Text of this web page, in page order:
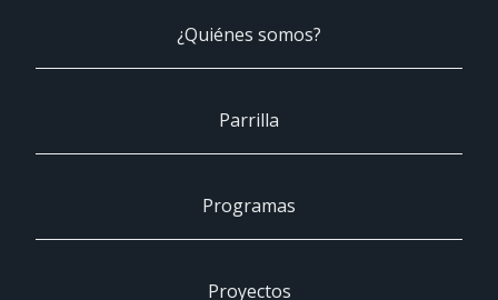
¿Quiénes somos?
Parrilla
Programas
Proyectos